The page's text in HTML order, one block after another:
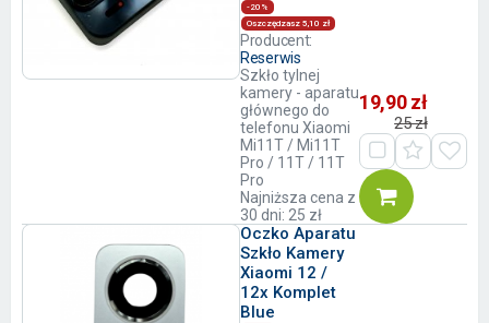
-20%
Oszczędzasz 5,10 zł
Producent:
Reserwis
Szkło tylnej
kamery - aparatu
głównego do
telefonu Xiaomi
Mi11T / Mi11T
Pro / 11T / 11T
Pro
Najniższa cena z
30 dni: 25 zł
19,90 zł
25 zł
Oczko Aparatu
Szkło Kamery
Xiaomi 12 /
12x Komplet
Blue